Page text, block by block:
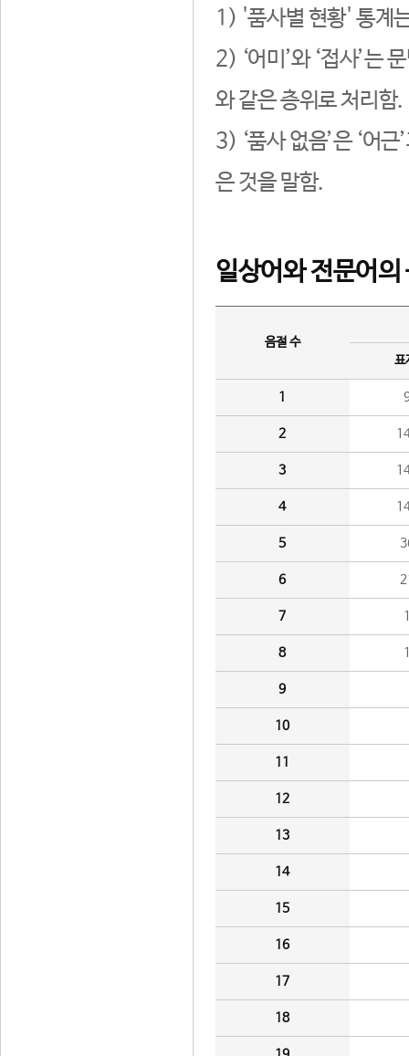
1) '품사별 현황' 통계
2) ‘어미’와 ‘접사’는
와 같은 층위로 처리함.
3) ‘품사 없음’은 ‘어
은 것을 말함.
일상어와 전문어의
음절 수
표
1
2
3
4
5
6
7
8
9
10
11
12
13
14
15
16
17
18